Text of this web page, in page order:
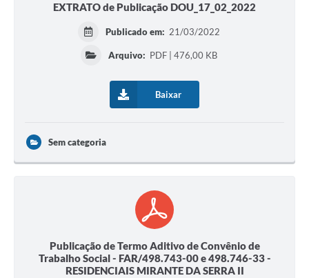
EXTRATO de Publicação DOU_17_02_2022
Publicado em: 21/03/2022
Arquivo: PDF | 476,00 KB
Baixar
Sem categoria
Publicação de Termo Aditivo de Convênio de
Trabalho Social - FAR/498.743-00 e 498.746-33 -
RESIDENCIAIS MIRANTE DA SERRA II